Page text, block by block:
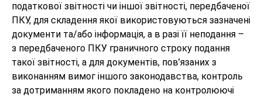
податкової звітності чи іншої звітності, передбаченої
ПКУ, для складення якої використовуються зазначені
документи та/або інформація, а в разі її неподання –
з передбаченого ПКУ граничного строку подання
такої звітності, а для документів, пов’язаних з
виконанням вимог іншого законодавства, контроль
за дотриманням якого покладено на контролюючі